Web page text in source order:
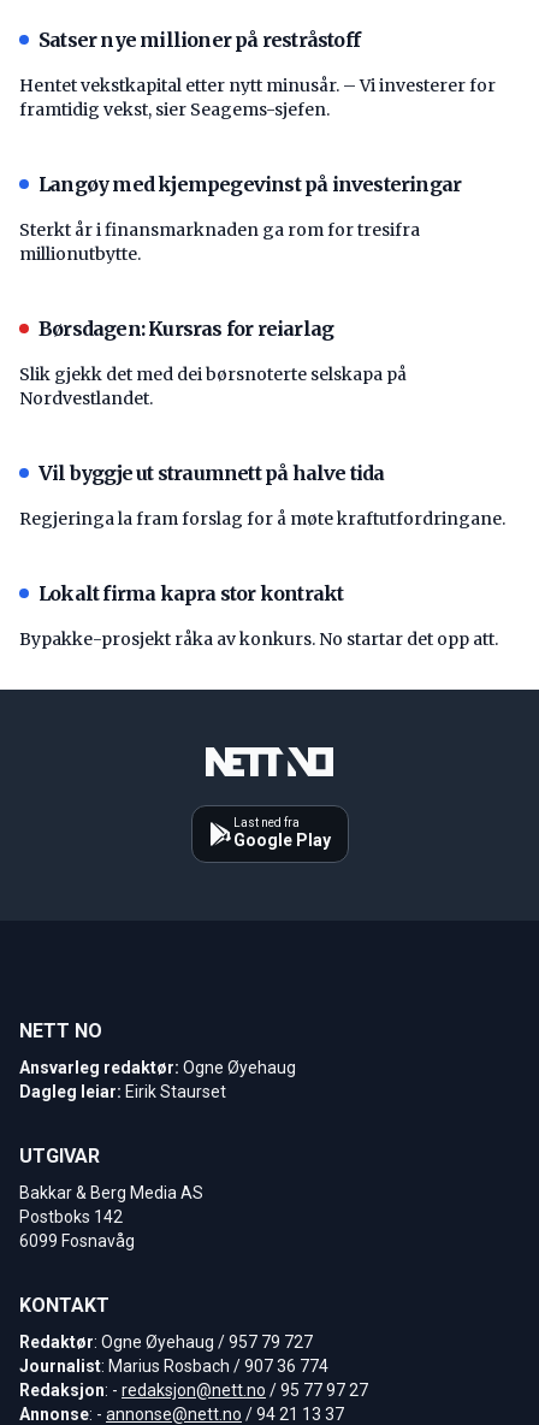
Satser nye millioner på restråstoff
Hentet vekstkapital etter nytt minusår. – Vi investerer for
framtidig vekst, sier Seagems-sjefen.
Langøy med kjempegevinst på investeringar
Sterkt år i finansmarknaden ga rom for tresifra
millionutbytte.
Børsdagen: Kursras for reiarlag
Slik gjekk det med dei børsnoterte selskapa på
Nordvestlandet.
Vil byggje ut straumnett på halve tida
Regjeringa la fram forslag for å møte kraftutfordringane.
Lokalt firma kapra stor kontrakt
Bypakke-prosjekt råka av konkurs. No startar det opp att.
Last ned fra
Google Play
NETT NO
Ansvarleg redaktør: Ogne Øyehaug
Dagleg leiar: Eirik Staurset
UTGIVAR
Bakkar & Berg Media AS
Postboks 142
6099 Fosnavåg
KONTAKT
Redaktør: Ogne Øyehaug / 957 79 727
Journalist: Marius Rosbach / 907 36 774
Redaksjon: - redaksjon@nett.no / 95 77 97 27
Annonse: - annonse@nett.no / 94 21 13 37